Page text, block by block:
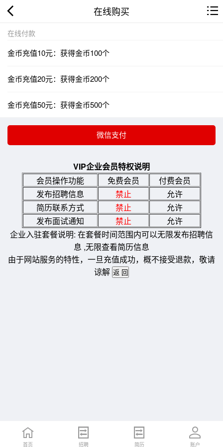
在线购买
在线付款
金币充值10元：获得金币100个
金币充值20元：获得金币200个
金币充值50元：获得金币500个
VIP企业会员特权说明
会员操作功能
免费会员
付费会员
发布招聘信息
禁止
允许
简历联系方式
禁止
允许
发布面试通知
禁止
允许
企业入驻套餐说明: 在套餐时间范围内可以无限发布招聘信
息 ,无限查看简历信息
由于网站服务的特性，一旦充值成功，概不接受退款，敬请
谅解
首页 招聘 简历 账户